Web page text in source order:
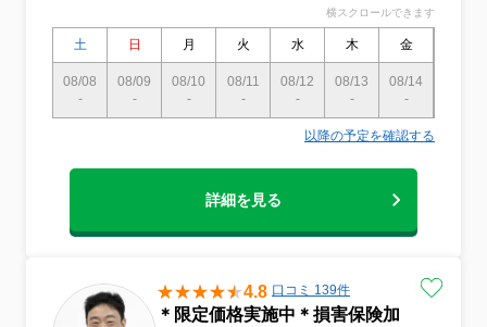
横スクロールできます
土 日 月 火 水 木 金
08/08
-
08/09
-
08/10
-
08/11
-
08/12
-
08/13
-
08/14
-
以降の予定を確認する
詳細を見る
4.8 口コミ 139件
＊限定価格実施中＊損害保険加